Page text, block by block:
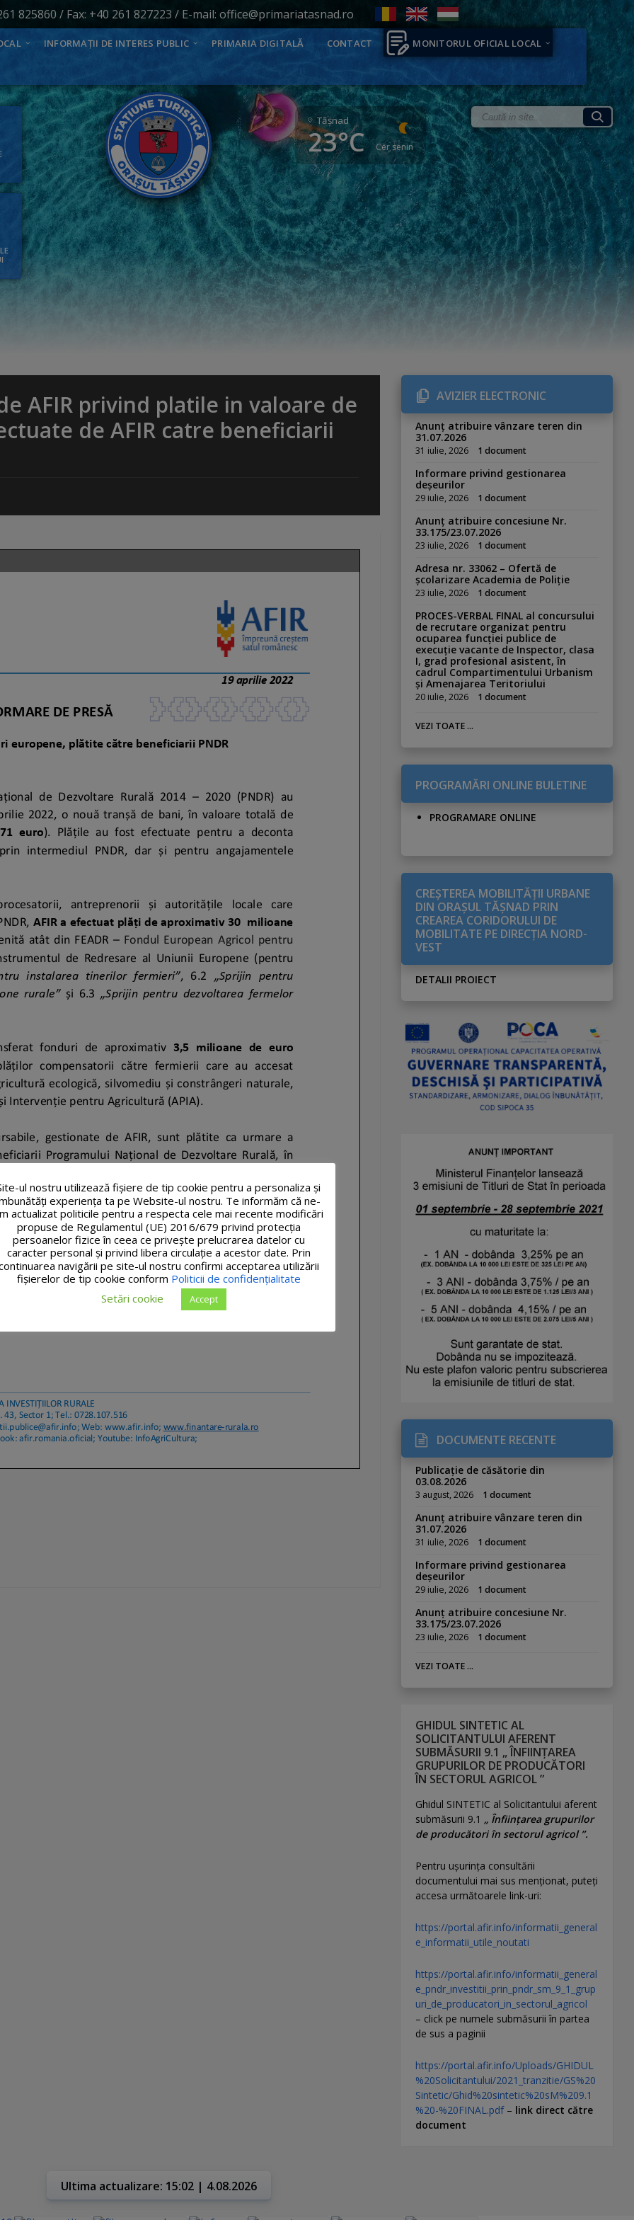
825860 / Fax: +40 261 827223 / E-mail: office@primariatasnad.ro
INFORMAȚII DE INTERES PUBLIC PRIMARIA DIGITALĂ CONTACT MONITORUL OFICIAL LOCAL
Tăşnad
23°C Cer senin
AFIR privind platile in valoare de
de AFIR catre beneficiarii
AVIZIER ELECTRONIC
Anunț atribuire vânzare teren din
31.07.2026
31 iulie, 2026 1 document
Informare privind gestionarea
deșeurilor
29 iulie, 2026 1 document
Anunț atribuire concesiune Nr.
33.175/23.07.2026
23 iulie, 2026 1 document
Adresa nr. 33062 – Ofertă de
școlarizare Academia de Poliție
23 iulie, 2026 1 document
PROCES-VERBAL FINAL al concursului
de recrutare organizat pentru
ocuparea funcției publice de
execuție vacante de Inspector, clasa
I, grad profesional asistent, în
cadrul Compartimentului Urbanism
și Amenajarea Teritoriului
20 iulie, 2026 1 document
VEZI TOATE ...
PROGRAMĂRI ONLINE BULETINE
PROGRAMARE ONLINE
CREŞTEREA MOBILITĂŢII URBANE
DIN ORAŞUL TĂŞNAD PRIN
CREAREA CORIDORULUI DE
MOBILITATE PE DIRECŢIA NORD-
VEST
DETALII PROIECT
DOCUMENTE RECENTE
Publicație de căsătorie din
03.08.2026
3 august, 2026 1 document
Anunț atribuire vânzare teren din
31.07.2026
31 iulie, 2026 1 document
Informare privind gestionarea
deșeurilor
29 iulie, 2026 1 document
Anunț atribuire concesiune Nr.
33.175/23.07.2026
23 iulie, 2026 1 document
VEZI TOATE ...
GHIDUL SINTETIC AL
SOLICITANTULUI AFERENT
SUBMĂSURII 9.1 „ ÎNFIINȚAREA
GRUPURILOR DE PRODUCĂTORI
ÎN SECTORUL AGRICOL ”
Ghidul SINTETIC al Solicitantului aferent
submăsurii 9.1 „ Înființarea grupurilor
de producători în sectorul agricol ”.
Pentru uşurinţa consultării
documentului mai sus menţionat, puteţi
accesa următoarele link-uri:
https://portal.afir.info/informatii_general
e_informatii_utile_noutati
https://portal.afir.info/informatii_general
e_pndr_investitii_prin_pndr_sm_9_1_grup
uri_de_producatori_in_sectorul_agricol
– click pe numele submăsurii în partea
de sus a paginii
https://portal.afir.info/Uploads/GHIDUL
%20Solicitantului/2021_tranzitie/GS%20
Sintetic/Ghid%20sintetic%20sM%209.1
%20-%20FINAL.pdf– link direct către
document
Ultima actualizare: 15:02 | 4.08.2026
ul nostru utilizează fişiere de tip cookie pentru a personaliza și
experiența ta pe Website-ul nostru. Te informăm că ne-
actualizat politicile pentru a respecta cele mai recente modificări
propuse de Regulamentul (UE) 2016/679 privind protecția
persoanelor fizice în ceea ce privește prelucrarea datelor cu
caracter personal și privind libera circulație a acestor date. Prin
navigării pe site-ul nostru confirmi acceptarea utilizării
fişierelor de tip cookie conform Politicii de confidențialitate
Setări cookie
Accept